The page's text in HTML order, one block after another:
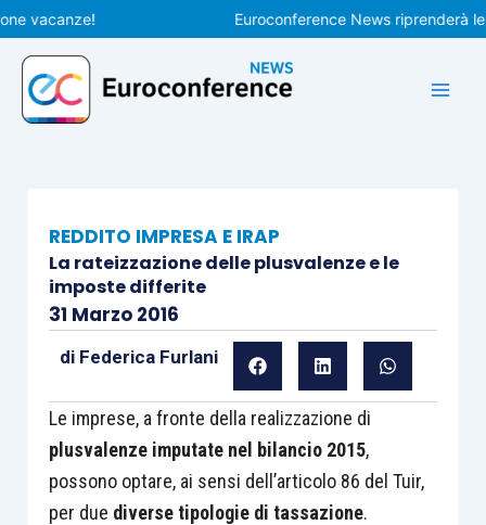
Vai
al
contenuto
Euroconference News riprenderà le
REDDITO IMPRESA E IRAP
La rateizzazione delle plusvalenze e le
imposte differite
31 Marzo 2016
di Federica Furlani
Le imprese, a fronte della realizzazione di
plusvalenze imputate nel bilancio 2015,
possono optare, ai sensi dell’articolo 86 del Tuir,
per due diverse tipologie di tassazione.